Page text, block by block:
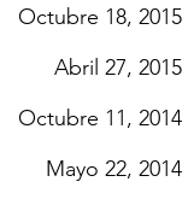
Octubre 18, 2015
Abril 27, 2015
Octubre 11, 2014
Mayo 22, 2014